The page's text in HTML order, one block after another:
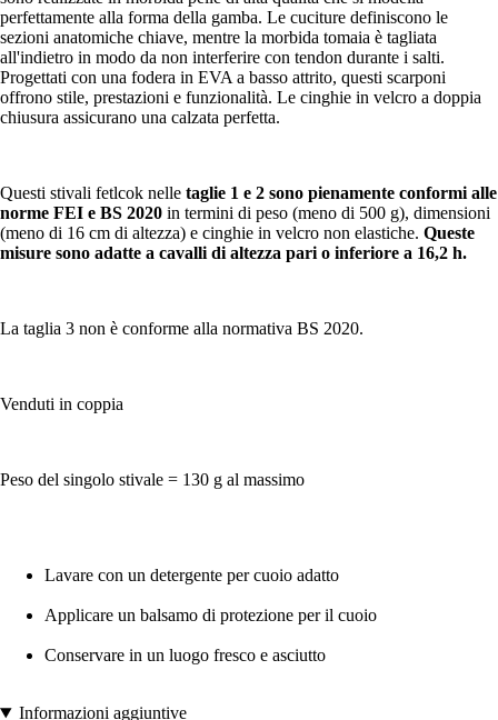
perfettamente alla forma della gamba. Le cuciture definiscono le
sezioni anatomiche chiave, mentre la morbida tomaia è tagliata
all'indietro in modo da non interferire con tendon durante i salti.
Progettati con una fodera in EVA a basso attrito, questi scarponi
offrono stile, prestazioni e funzionalità. Le cinghie in velcro a doppia
chiusura assicurano una calzata perfetta.
Questi stivali fetlcok nelle taglie 1 e 2 sono pienamente conformi alle
norme FEI e BS 2020 in termini di peso (meno di 500 g), dimensioni
(meno di 16 cm di altezza) e cinghie in velcro non elastiche. Queste
misure sono adatte a cavalli di altezza pari o inferiore a 16,2 h.
La taglia 3 non è conforme alla normativa BS 2020.
Venduti in coppia
Peso del singolo stivale = 130 g al massimo
Lavare con un detergente per cuoio adatto
Applicare un balsamo di protezione per il cuoio
Conservare in un luogo fresco e asciutto
Informazioni aggiuntive